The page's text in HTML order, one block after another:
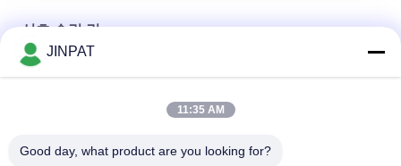
신호 슬립 링
신호 슬라이드 링, IP54 2 회로 1.5A VR 슬라이드 링
고화질 HDMI 신호 슬립 링
JINPAT
11:35 AM
Good day, what product are you looking for?